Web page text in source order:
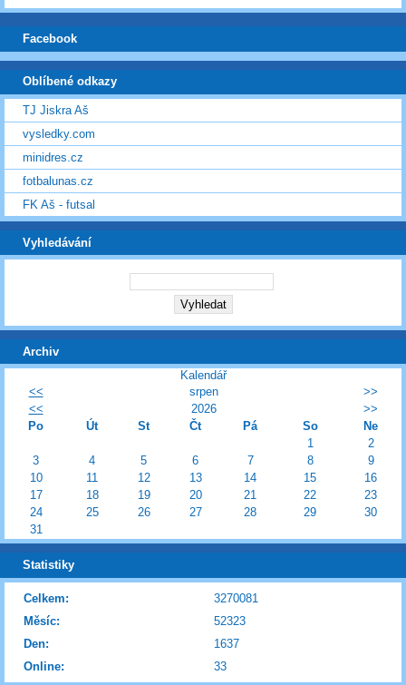
Facebook
Oblíbené odkazy
TJ Jiskra Aš
vysledky.com
minidres.cz
fotbalunas.cz
FK Aš - futsal
Vyhledávání
Archiv
Kalendář
<<
srpen
>>
<<
2026
>>
Po
Út St Čt Pá So
Ne
1
2
3
4 5 6 7 8
9
10
11 12 13 14 15
16
17
18 19 20 21 22
23
24
25 26 27 28 29
30
31
Statistiky
Online: 33
Celkem:
3270081
Měsíc:
52323
Den:
1637